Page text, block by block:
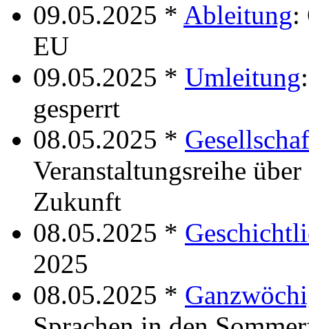
09.05.2025 * Ableitung:
EU
09.05.2025 * Umleitung
gesperrt
08.05.2025 *
Veranstaltungsreihe
Zukunft
08.05.2025 *
2025
08.05.2025 *